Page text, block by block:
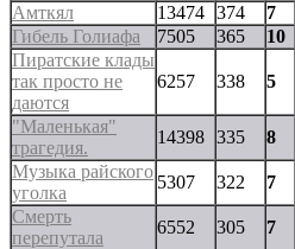
Амткял 13474 374 7
Гибель Голиафа
7505 365 10
Пиратские клады
так просто не
даются
6257 338 5
"Маленькая"
трагедия.
14398 335 8
Музыка райского
уголка
5307 322 7
Смерть
перепутала
6552 305 7